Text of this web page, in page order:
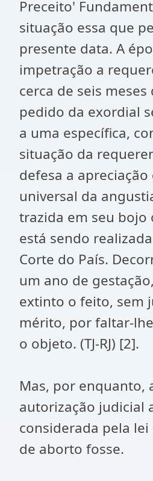
Preceito'
situação essa que
presente data. A
impetração a
cerca de seis meses
pedido da exordial
a uma específica,
situação da
defesa a
universal da
trazida em seu bojo
está sendo
Corte do País.
um ano de
extinto o feito, sem
mérito, por faltar-
o objeto. (TJ-RJ) [2].
Mas, por enquanto,
autorização judicial
considerada pela
de aborto fosse.